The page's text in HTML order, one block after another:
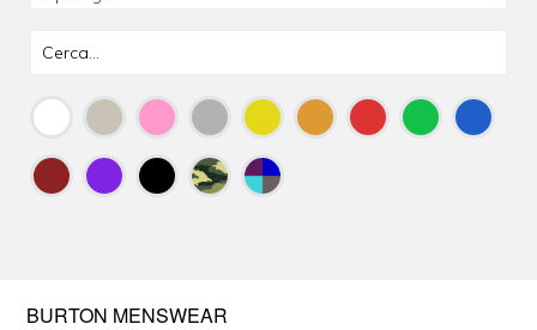
BURTON MENSWEAR